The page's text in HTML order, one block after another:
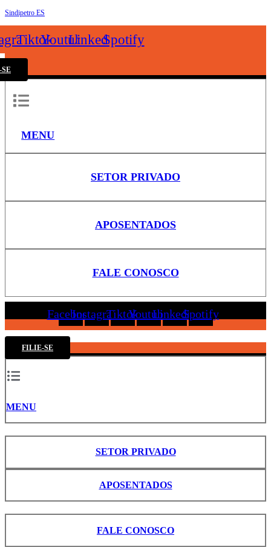
Sindipetro ES
TiktokYoutubeLinkedinSpotify
MENU
SETOR PRIVADO
APOSENTADOS
FALE CONOSCO
FacebookInstagramTiktokYoutubeLinkedinSpotify
FILIE-SE
MENU
SETOR PRIVADO
APOSENTADOS
FALE CONOSCO